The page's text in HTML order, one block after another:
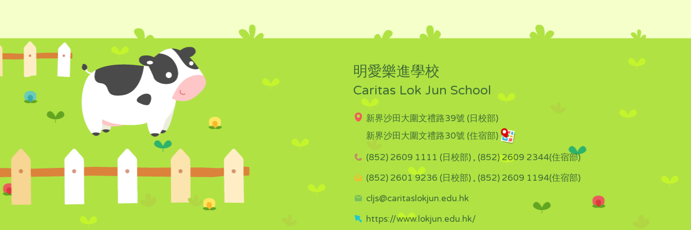
明愛樂進學校
Caritas Lok Jun School
新界沙田大圍文禮路39號 (日校部)
新界沙田大圍文禮路30號 (住宿部)
(852) 2609 1111 (日校部) , (852) 2609 2344(住宿部)
(852) 2601 9236 (日校部) , (852) 2609 1194(住宿部)
cljs@caritaslokjun.edu.hk
https://www.lokjun.edu.hk/